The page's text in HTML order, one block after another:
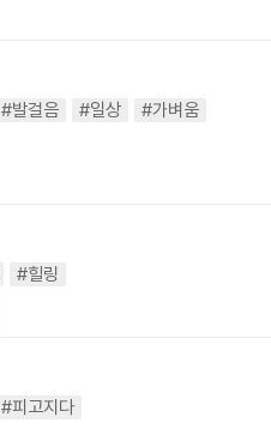
#발걸음 #일상
#가벼움
#힐링
#피고지다